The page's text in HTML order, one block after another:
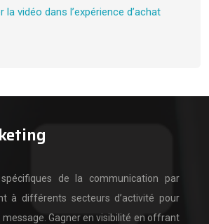
la vidéo dans l’expérience d’achat
spécifiques de la communication par
à différents secteurs d’activité pour
Gagner en visibilité en offrant